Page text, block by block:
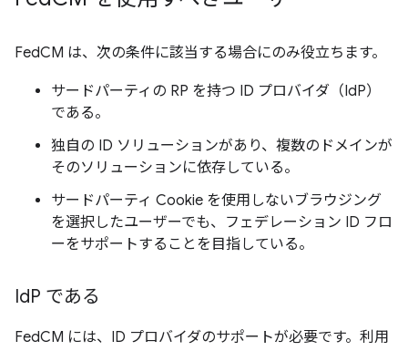
FedCM は、次の条件に該当する場合にのみ役立ちます。
サードパーティの RP を持つ ID プロバイダ（IdP）
である。
独自の ID ソリューションがあり、複数のドメインが
そのソリューションに依存している。
サードパーティ Cookie を使用しないブラウジング
を選択したユーザーでも、フェデレーション ID フロ
ーをサポートすることを目指している。
IdP である
FedCM には、ID プロバイダのサポートが必要です。利用